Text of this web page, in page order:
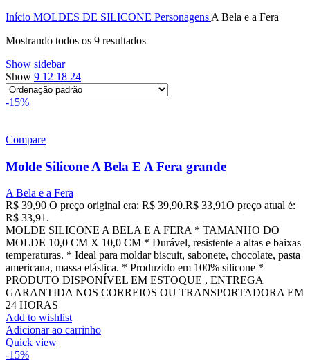
Início MOLDES DE SILICONE Personagens A Bela e a Fera
Mostrando todos os 9 resultados
Show sidebar
Show 9 12 18 24
-15%
Compare
Molde Silicone A Bela E A Fera grande
A Bela e a Fera
R$39,90 O preço original era: R$ 39,90.R$ 33,91O preço atual é:
R$ 33,91.
MOLDE SILICONE A BELA E A FERA * TAMANHO DO
MOLDE 10,0 CM X 10,0 CM * Durável, resistente a altas e baixas
temperaturas. * Ideal para moldar biscuit, sabonete, chocolate, pasta
americana, massa elástica. * Produzido em 100% silicone *
PRODUTO DISPONÍVEL EM ESTOQUE , ENTREGA
GARANTIDA NOS CORREIOS OU TRANSPORTADORA EM
24 HORAS
Add to wishlist
Adicionar ao carrinho
Quick view
-15%